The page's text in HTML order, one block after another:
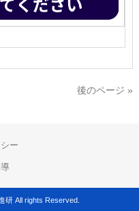
後のページ »
ー
研 All rights Reserved.